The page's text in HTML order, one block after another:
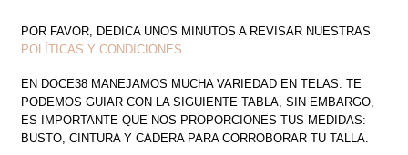
POR FAVOR, DEDICA UNOS MINUTOS A REVISAR NUESTRAS
POLÍTICAS Y CONDICIONES.
EN DOCE38 MANEJAMOS MUCHA VARIEDAD EN TELAS. TE
PODEMOS GUIAR CON LA SIGUIENTE TABLA, SIN EMBARGO,
ES IMPORTANTE QUE NOS PROPORCIONES TUS MEDIDAS:
BUSTO, CINTURA Y CADERA PARA CORROBORAR TU TALLA.